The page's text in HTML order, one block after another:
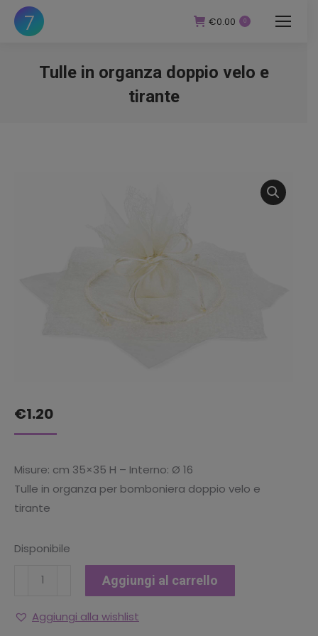
€0.00 0
Tulle in organza doppio velo e
tirante
€1.20
Misure: cm 35×35 H – Interno: Ø 16
Tulle in organza per bomboniera doppio velo e
tirante
Disponibile
organza
Aggiungi al carrello
Aggiungi alla wishlist